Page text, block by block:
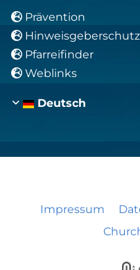
 Prävention
 Hinweisgeberschutz
 Pfarreifinder
 Weblinks
Deutsch
Impressum